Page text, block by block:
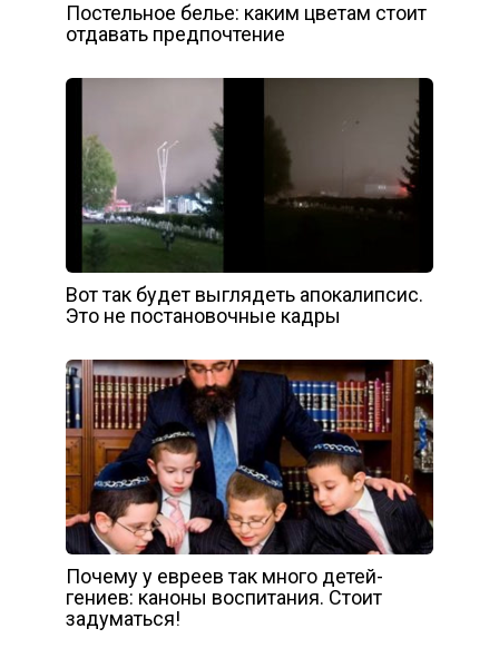
Постельное белье: каким цветам стоит
отдавать предпочтение
Вот так будет выглядеть апокалипсис.
Это не постановочные кадры
Почему у евреев так много детей-
гениев: каноны воспитания. Стоит
задуматься!